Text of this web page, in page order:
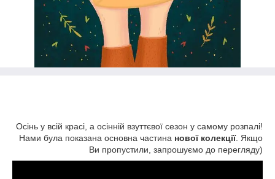
Осінь у всій красі, а осінній взуттєвої сезон у самому розпалі!
Нами була показана основна частина нової колекції. Якщо
Ви пропустили, запрошуємо до перегляду)